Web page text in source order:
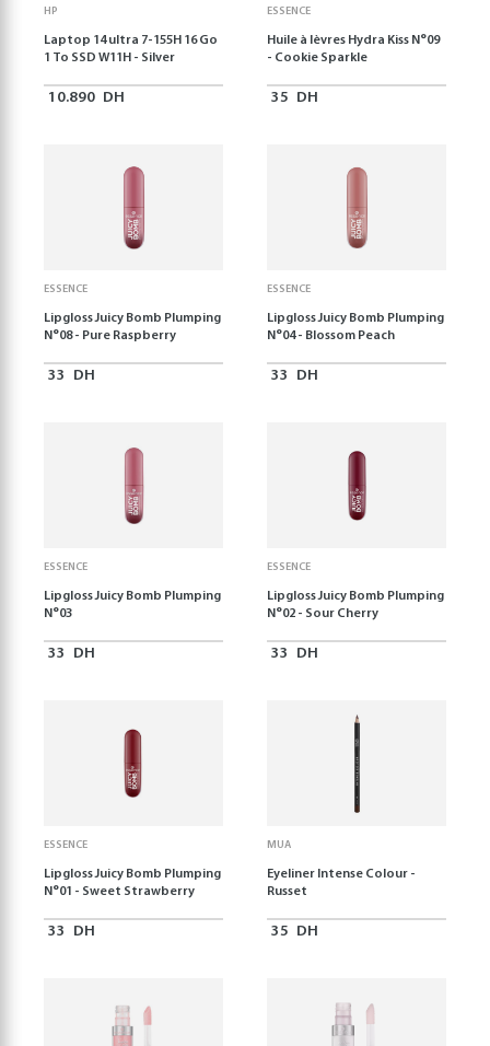
HP
Laptop 14 ultra 7-155H 16 Go
1 To SSD W11H - Silver
10.890 DH
ESSENCE
Huile à lèvres Hydra Kiss N°09
- Cookie Sparkle
35 DH
ESSENCE
Lipgloss Juicy Bomb Plumping
N°08 - Pure Raspberry
33 DH
ESSENCE
Lipgloss Juicy Bomb Plumping
N°04 - Blossom Peach
33 DH
ESSENCE
Lipgloss Juicy Bomb Plumping
N°03
33 DH
ESSENCE
Lipgloss Juicy Bomb Plumping
N°02 - Sour Cherry
33 DH
ESSENCE
Lipgloss Juicy Bomb Plumping
N°01 - Sweet Strawberry
33 DH
MUA
Eyeliner Intense Colour -
Russet
35 DH